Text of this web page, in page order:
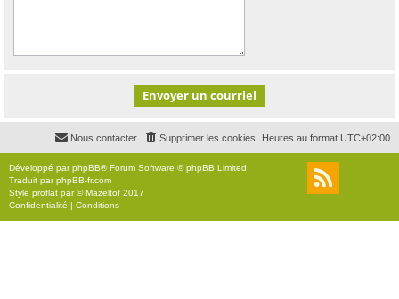
Heures au format UTC+02:00
Supprimer les cookies
Nous contacter
Développé parphpBB® Forum Software © phpBB Limited
Traduit parphpBB-fr.com
Style proflat par ©Mazeltof 2017
Confidentialité | Conditions